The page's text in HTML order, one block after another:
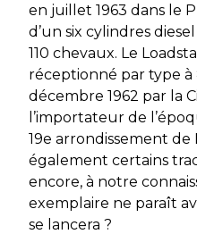
en juillet 1963 dans le
d’un six cylindres
110 chevaux. Le
réceptionné par type à
décembre 1962 par la
l’importateur de
19e arrondissement de
également certains
encore, à notre
exemplaire ne paraît
se lancera ?